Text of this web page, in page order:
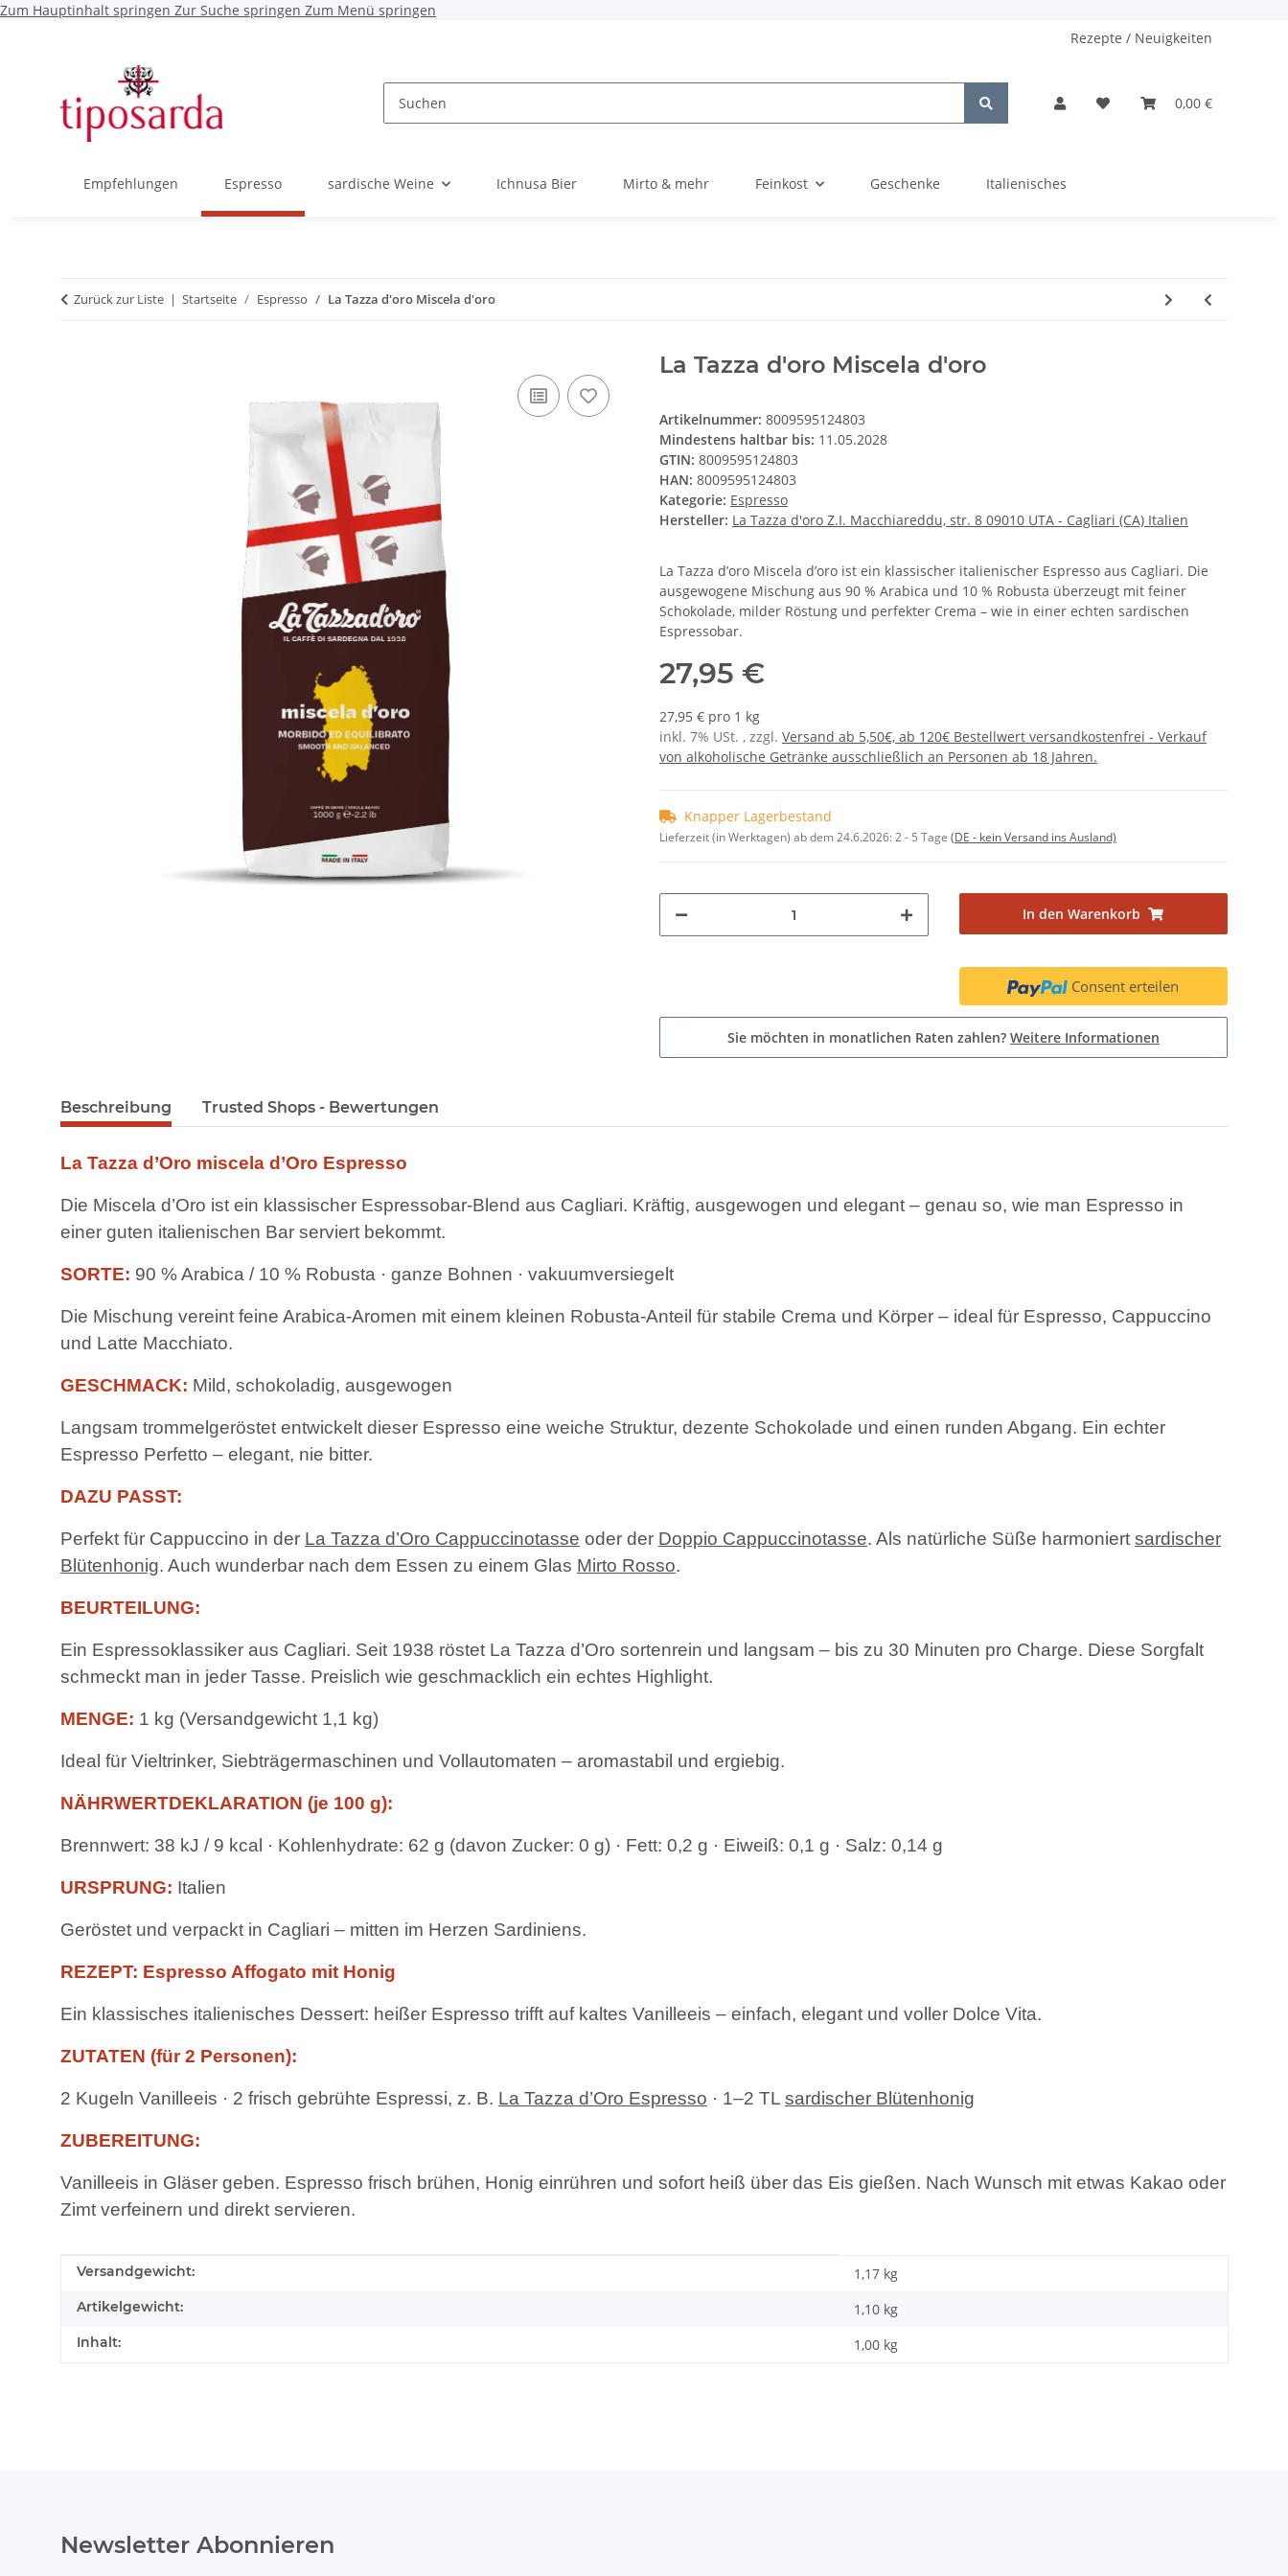
Zum Hauptinhalt springen Zur Suche springen Zum Menü springen
Rezepte / Neuigkeiten
0,00 €
Empfehlungen Espresso sardische Weine Ichnusa Bier Mirto & mehr Feinkost Geschenke Italienisches
Zurück zur Liste Startseite Espresso La Tazza d'oro Miscela d'oro
La Tazza d'oro Miscela d'oro
Artikelnummer: 8009595124803
Mindestens haltbar bis: 11.05.2028
GTIN: 8009595124803
HAN: 8009595124803
Kategorie: Espresso
Hersteller: La Tazza d'oro Z.I. Macchiareddu, str. 8 09010 UTA - Cagliari (CA) Italien
La Tazza d’oro Miscela d’oro ist ein klassischer italienischer Espresso aus Cagliari. Die
ausgewogene Mischung aus 90 % Arabica und 10 % Robusta überzeugt mit feiner
Schokolade, milder Röstung und perfekter Crema – wie in einer echten sardischen
Espressobar.
27,95 €
27,95 € pro 1 kg
inkl. 7% USt. , zzgl. Versand ab 5,50€, ab 120€ Bestellwert versandkostenfrei - Verkauf
von alkoholische Getränke ausschließlich an Personen ab 18 Jahren.
Knapper Lagerbestand
Lieferzeit (in Werktagen) ab dem 24.6.2026:2 - 5 Tage (DE - kein Versand ins Ausland)
In den Warenkorb
Consent erteilen
Sie möchten in monatlichen Raten zahlen? Weitere Informationen
Beschreibung Trusted Shops - Bewertungen
La Tazza d’Oro miscela d’Oro Espresso
Die Miscela d’Oro ist ein klassischer Espressobar-Blend aus Cagliari. Kräftig, ausgewogen und elegant – genau so, wie man Espresso in
einer guten italienischen Bar serviert bekommt.
SORTE: 90 % Arabica / 10 % Robusta · ganze Bohnen · vakuumversiegelt
Die Mischung vereint feine Arabica-Aromen mit einem kleinen Robusta-Anteil für stabile Crema und Körper – ideal für Espresso, Cappuccino
und Latte Macchiato.
GESCHMACK: Mild, schokoladig, ausgewogen
Langsam trommelgeröstet entwickelt dieser Espresso eine weiche Struktur, dezente Schokolade und einen runden Abgang. Ein echter
Espresso Perfetto – elegant, nie bitter.
DAZU PASST:
Perfekt für Cappuccino in der La Tazza d’Oro Cappuccinotasse oder der Doppio Cappuccinotasse. Als natürliche Süße harmoniert sardischer
Blütenhonig. Auch wunderbar nach dem Essen zu einem Glas Mirto Rosso.
BEURTEILUNG:
Ein Espressoklassiker aus Cagliari. Seit 1938 röstet La Tazza d’Oro sortenrein und langsam – bis zu 30 Minuten pro Charge. Diese Sorgfalt
schmeckt man in jeder Tasse. Preislich wie geschmacklich ein echtes Highlight.
MENGE: 1 kg (Versandgewicht 1,1 kg)
Ideal für Vieltrinker, Siebträgermaschinen und Vollautomaten – aromastabil und ergiebig.
NÄHRWERTDEKLARATION (je 100 g):
Brennwert: 38 kJ / 9 kcal · Kohlenhydrate: 62 g (davon Zucker: 0 g) · Fett: 0,2 g · Eiweiß: 0,1 g · Salz: 0,14 g
URSPRUNG: Italien
Geröstet und verpackt in Cagliari – mitten im Herzen Sardiniens.
REZEPT: Espresso Affogato mit Honig
Ein klassisches italienisches Dessert: heißer Espresso trifft auf kaltes Vanilleeis – einfach, elegant und voller Dolce Vita.
ZUTATEN (für 2 Personen):
2 Kugeln Vanilleeis · 2 frisch gebrühte Espressi, z. B. La Tazza d’Oro Espresso · 1–2 TL sardischer Blütenhonig
ZUBEREITUNG:
Vanilleeis in Gläser geben. Espresso frisch brühen, Honig einrühren und sofort heiß über das Eis gießen. Nach Wunsch mit etwas Kakao oder
Zimt verfeinern und direkt servieren.
Produkteigenschaft
Wert
Versandgewicht: 1,17 kg
Artikelgewicht: 1,10 kg
Inhalt: 1,00 kg
Newsletter Abonnieren